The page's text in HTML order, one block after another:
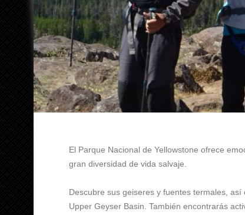
El Parque Nacional de Yellowstone ofrece
gran diversidad de vida salvaje.
Descubre sus geiseres y fuentes termales,
Upper Geyser Basin. También encontrarás